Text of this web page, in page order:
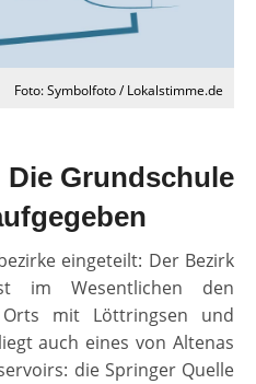
Foto: Symbolfoto / Lokalstimme.de
Grundschule
eingeteilt: Der Bezirk
im Wesentlichen den
mit Löttringsen und
auch eines von Altenas
die Springer Quelle